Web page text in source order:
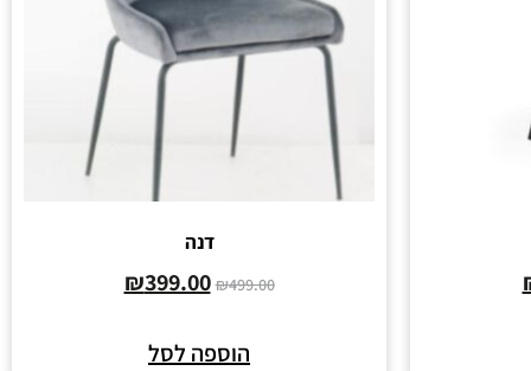
דנה
₪499.00
₪399.00
הוספה לסל